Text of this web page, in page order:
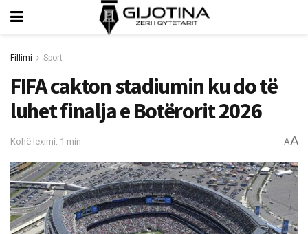
Fillimi Sport
FIFA cakton stadiumin ku do të
luhet finalja e Botërorit 2026
Kohë leximi: 1 min AA